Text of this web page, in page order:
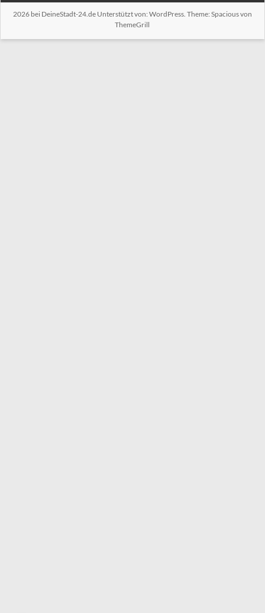
2026 bei DeineStadt-24.deUnterstützt von: WordPress. Theme: Spacious von
ThemeGrill